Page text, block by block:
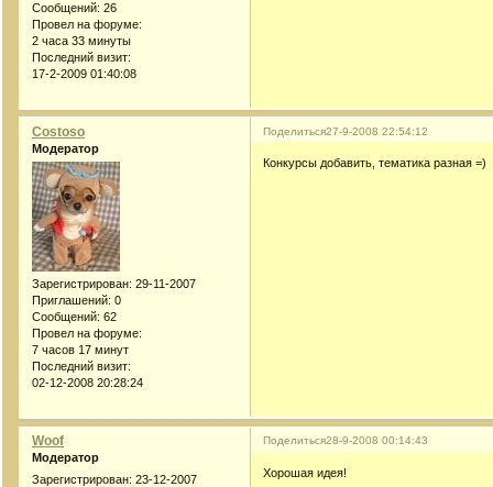
Сообщений: 26
Провел на форуме:
2 часа 33 минуты
Последний визит:
17-2-2009 01:40:08
Поделиться27-9-2008 22:54:12
Costoso
Модератор
Зарегистрирован: 29-11-2007
Приглашений: 0
Сообщений: 62
Провел на форуме:
7 часов 17 минут
Последний визит:
02-12-2008 20:28:24
Конкурсы добавить, тематика разная =)
Поделиться28-9-2008 00:14:43
Woof
Модератор
Зарегистрирован: 23-12-2007
Хорошая идея!